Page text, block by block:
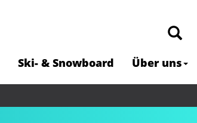
Ski- & Snowboard Über uns